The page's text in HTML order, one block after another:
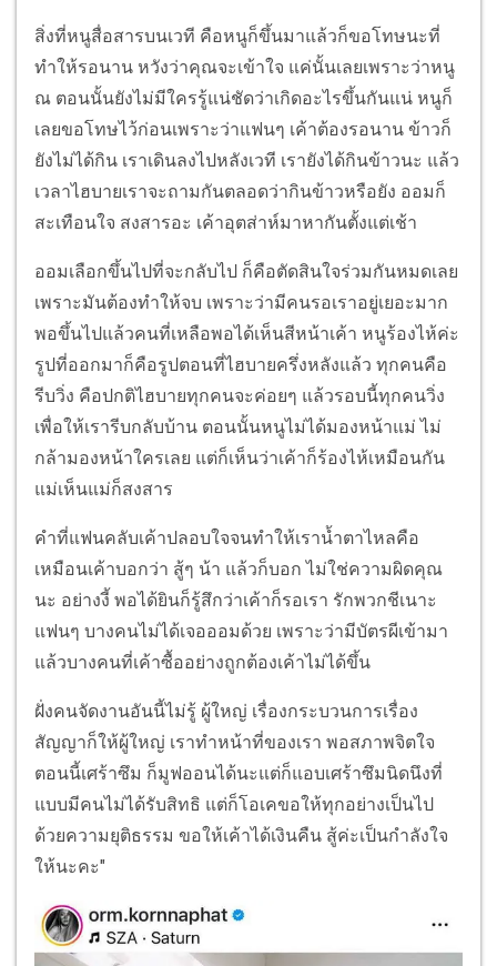
สิ่งที่หนูสื่อสารบนเวที คือหนูก็ขึ้นมาแล้วก็ขอโทษนะที่
ทำให้รอนาน หวังว่าคุณจะเข้าใจ แค่นั้นเลยเพราะว่าหนู
ณ ตอนนั้นยังไม่มีใครรู้แน่ชัดว่าเกิดอะไรขึ้นกันแน่ หนูก็
เลยขอโทษไว้ก่อนเพราะว่าแฟนๆ เค้าต้องรอนาน ข้าวก็
ยังไม่ได้กิน เราเดินลงไปหลังเวที เรายังได้กินข้าวนะ แล้ว
เวลาไฮบายเราจะถามกันตลอดว่ากินข้าวหรือยัง ออมก็
สะเทือนใจ สงสารอะ เค้าอุตส่าห์มาหากันตั้งแต่เช้า
ออมเลือกขึ้นไปที่จะกลับไป ก็คือตัดสินใจร่วมกันหมดเลย
เพราะมันต้องทำให้จบ เพราะว่ามีคนรอเราอยู่เยอะมาก
พอขึ้นไปแล้วคนที่เหลือพอได้เห็นสีหน้าเค้า หนูร้องไห้ค่ะ
รูปที่ออกมาก็คือรูปตอนที่ไฮบายครึ่งหลังแล้ว ทุกคนคือ
รีบวิ่ง คือปกติไฮบายทุกคนจะค่อยๆ แล้วรอบนี้ทุกคนวิ่ง
เพื่อให้เรารีบกลับบ้าน ตอนนั้นหนูไม่ได้มองหน้าแม่ ไม่
กล้ามองหน้าใครเลย แต่ก็เห็นว่าเค้าก็ร้องไห้เหมือนกัน
แม่เห็นแม่ก็สงสาร
คำที่แฟนคลับเค้าปลอบใจจนทำให้เราน้ำตาไหลคือ
เหมือนเค้าบอกว่า สู้ๆ น้า แล้วก็บอก ไม่ใช่ความผิดคุณ
นะ อย่างงี้ พอได้ยินก็รู้สึกว่าเค้าก็รอเรา รักพวกชีเนาะ
แฟนๆ บางคนไม่ได้เจอออมด้วย เพราะว่ามีบัตรผีเข้ามา
แล้วบางคนที่เค้าซื้ออย่างถูกต้องเค้าไม่ได้ขึ้น
ฝั่งคนจัดงานอันนี้ไม่รู้ ผู้ใหญ่ เรื่องกระบวนการเรื่อง
สัญญาก็ให้ผู้ใหญ่ เราทำหน้าที่ของเรา พอสภาพจิตใจ
ตอนนี้เศร้าซึม ก็มูฟออนได้นะแต่ก็แอบเศร้าซึมนิดนึงที่
แบบมีคนไม่ได้รับสิทธิ แต่ก็โอเคขอให้ทุกอย่างเป็นไป
ด้วยความยุติธรรม ขอให้เค้าได้เงินคืน สู้ค่ะเป็นกำลังใจ
ให้นะคะ"